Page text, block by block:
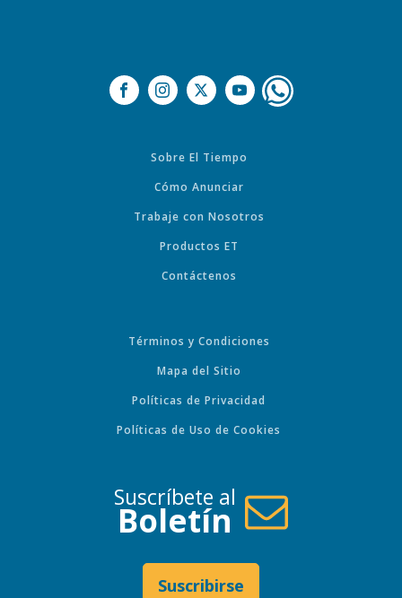
Sobre El Tiempo
Cómo Anunciar
Trabaje con Nosotros
Productos ET
Contáctenos
Términos y Condiciones
Mapa del Sitio
Políticas de Privacidad
Políticas de Uso de Cookies
Suscríbete al
Boletín
Suscribirse